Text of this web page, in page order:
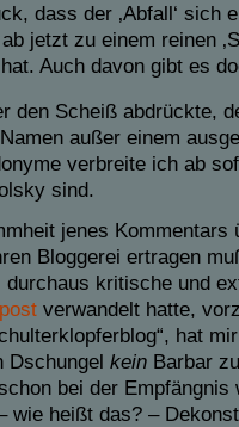
dass der ‚Abfall‘ sich
jetzt zu einem reinen
Auch davon gibt es
den Scheiß abdrückte,
außer einem
verbreite ich ab
sind.
jenes Kommentars
Bloggerei ertragen
durchaus kritische und
verwandelt hatte,
hat
Dschungel kein Barbar
bei der
wie heißt das? –